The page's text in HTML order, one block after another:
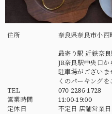
住所 奈良県奈良市小
最寄り駅 近鉄奈
JR奈良駅中央口
駐車場がござい
くのパーキングを
TEL
070-2286-1728
営業時間
11:00-19:00
定休日
不定日 店舗営業